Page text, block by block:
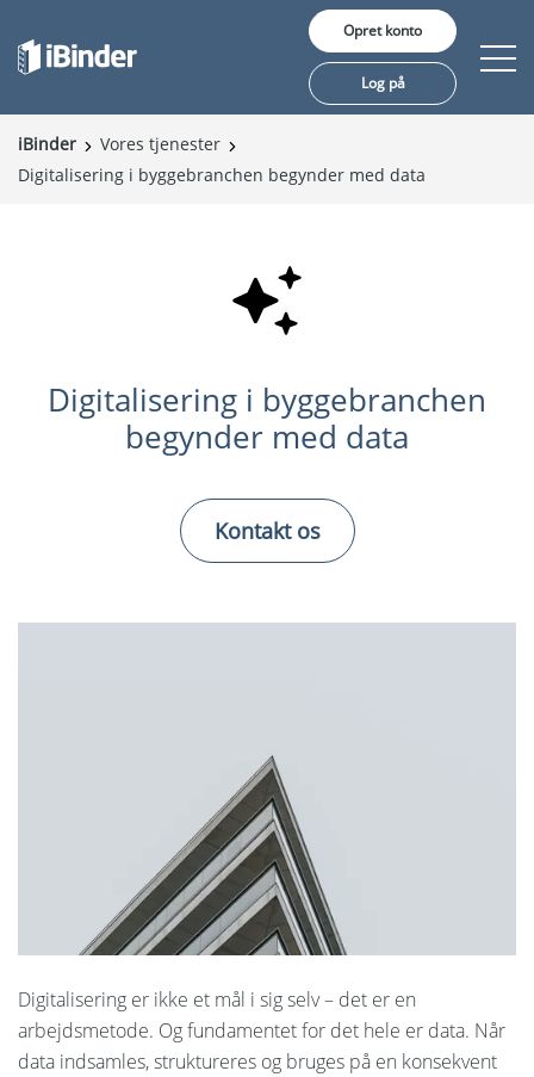
Produkter
Om iBinder
Suomi
United States
Spansk
Opret konto
Log på
iBinder
Vores tjenester
Digitalisering i byggebranchen begynder med data
Digitalisering i byggebranchen
begynder med data
Kontakt os
Digitalisering er ikke et mål i sig selv – det er en
arbejdsmetode. Og fundamentet for det hele er data. Når
data indsamles, struktureres og bruges på en konsekvent